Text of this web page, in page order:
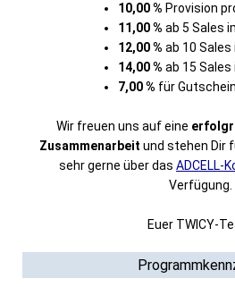
10,00 % Provision
11,00 % ab 5 Sales
12,00 % ab 10
14,00 % ab 15
7,00 % für
Wir freuen uns auf eine
Zusammenarbeit und stehen Dir
sehr gerne über das ADCELL-
Verfügung.
Euer TWICY-